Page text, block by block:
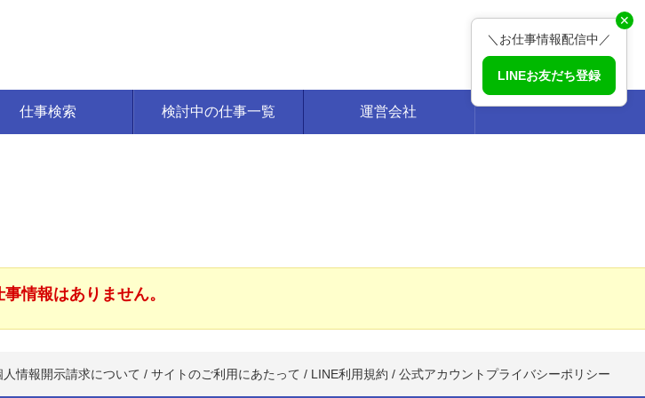
仕事検索 検討中の仕事一覧 運営会社
事情報はありません。
人情報開示請求について / サイトのご利用にあたって / LINE利用規約 / 公式アカウントプライバシーポリシー
✕
＼お仕事情報配信中／
LINEお友だち登録